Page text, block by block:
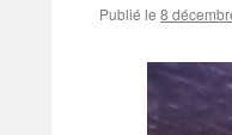
Publié le 8